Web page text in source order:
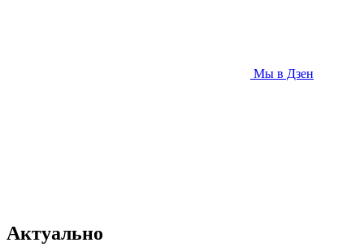
Мы в Дзен
Актуально